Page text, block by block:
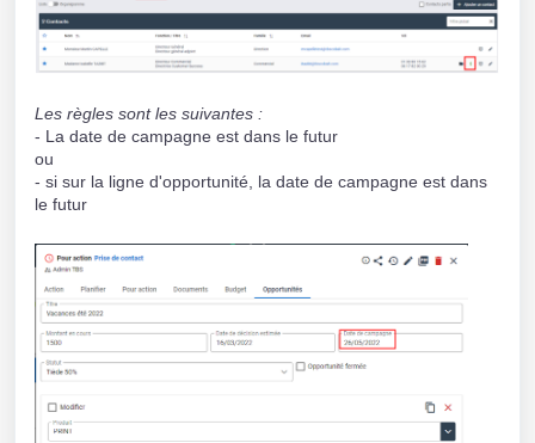
Les règles sont les suivantes :
- La date de campagne est dans le futur
ou
- si sur la ligne d'opportunité, la date de campagne est dans
le futur